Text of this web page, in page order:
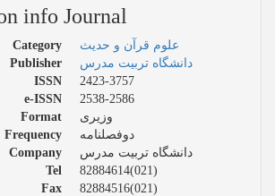
info Journal
Category
علوم قرآن و حدیث
Publisher
دانشگاه تربیت مدرس
ISSN
2423-3757
e-ISSN
2538-2586
Format
وزیری
Frequency
دوفصلنامه
Company
دانشگاه تربیت مدرس
Tel
82884614(021)
Fax
82884516(021)